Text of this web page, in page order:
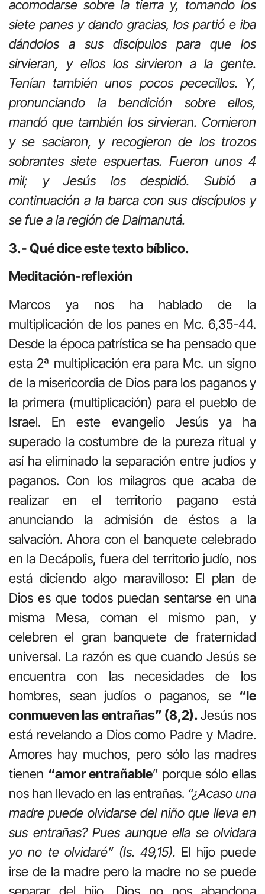
acomodarse sobre la tierra y, tomando los
siete panes y dando gracias, los partió e iba
dándolos a sus discípulos para que los
sirvieran, y ellos los sirvieron a la gente.
Tenían también unos pocos pececillos. Y,
pronunciando la bendición sobre ellos,
mandó que también los sirvieran. Comieron
y se saciaron, y recogieron de los trozos
sobrantes siete espuertas. Fueron unos 4
mil; y Jesús los despidió. Subió a
continuación a la barca con sus discípulos y
se fue a la región de Dalmanutá.
3.- Qué dice este texto bíblico.
Meditación-reflexión
Marcos ya nos ha hablado de la
multiplicación de los panes en Mc. 6,35-44.
Desde la época patrística se ha pensado que
esta 2ª multiplicación era para Mc. un signo
de la misericordia de Dios para los paganos y
la primera (multiplicación) para el pueblo de
Israel. En este evangelio Jesús ya ha
superado la costumbre de la pureza ritual y
así ha eliminado la separación entre judíos y
paganos. Con los milagros que acaba de
realizar en el territorio pagano está
anunciando la admisión de éstos a la
salvación. Ahora con el banquete celebrado
en la Decápolis, fuera del territorio judío, nos
está diciendo algo maravilloso: El plan de
Dios es que todos puedan sentarse en una
misma Mesa, coman el mismo pan, y
celebren el gran banquete de fraternidad
universal. La razón es que cuando Jesús se
encuentra con las necesidades de los
hombres, sean judíos o paganos, se “le
conmueven las entrañas” (8,2).Jesús nos
está revelando a Dios como Padre y Madre.
Amores hay muchos, pero sólo las madres
tienen “amor entrañable” porque sólo ellas
nos han llevado en las entrañas. “¿Acaso una
madre puede olvidarse del niño que lleva en
sus entrañas? Pues aunque ella se olvidara
yo no te olvidaré” (Is. 49,15). El hijo puede
irse de la madre pero la madre no se puede
separar del hijo. Dios no nos abandona